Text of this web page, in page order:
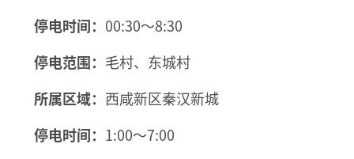
停电时间： 00:30～8:30
停电范围： 毛村、东城村
所属区域： 西咸新区秦汉新城
停电时间： 1:00～7:00